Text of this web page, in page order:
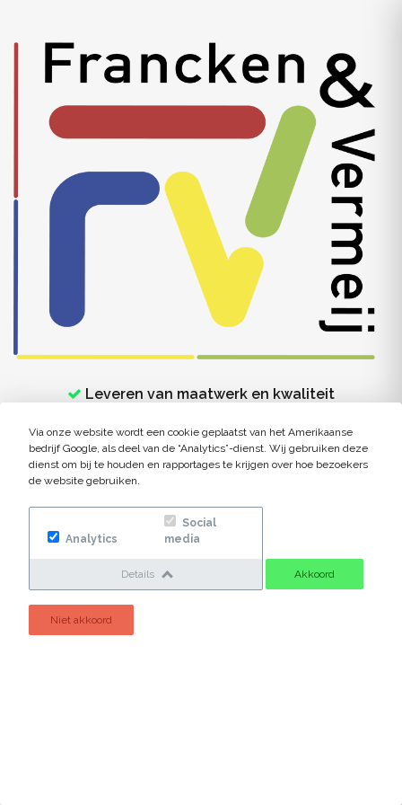
Leveren van maatwerk en kwaliteit
Francken & Vermeij
Populierenweg 12
3421 TX Oudewater
Via onze website wordt een cookie geplaatst van het Amerikaanse
bedrijf Google, als deel van de “Analytics”-dienst. Wij gebruiken deze
dienst om bij te houden en rapportages te krijgen over hoe bezoekers
de website gebruiken.
Analytics
Social
media
Details Akkoord
Niet akkoord